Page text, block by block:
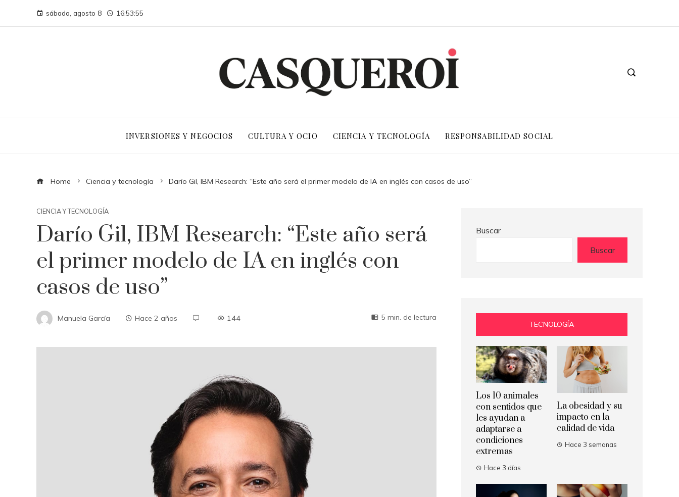
sábado, agosto 8 16:53:56
INVERSIONES Y NEGOCIOS CULTURA Y OCIO CIENCIA Y TECNOLOGÍA RESPONSABILIDAD SOCIAL
Home Ciencia y tecnología Darío Gil, IBM Research: “Este año será el primer modelo de IA en inglés con casos de uso”
CIENCIA Y TECNOLOGÍA
Darío Gil, IBM Research: “Este año será
el primer modelo de IA en inglés con
casos de uso”
Manuela García Hace 2 años 144 5 min. de lectura
Buscar
Buscar
TECNOLOGÍA
Los 10 animales
con sentidos que
les ayudan a
adaptarse a
condiciones
extremas
Hace 3 días
La obesidad y su
impacto en la
calidad de vida
Hace 3 semanas